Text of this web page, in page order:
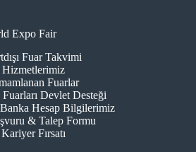
Expo Fair
Fuar Takvimi
Hizmetlerimiz
Fuarlar
Fuarları Devlet Desteği
Hesap Bilgilerimiz
& Talep Formu
Kariyer Fırsatı